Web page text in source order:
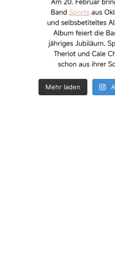
Mehr laden